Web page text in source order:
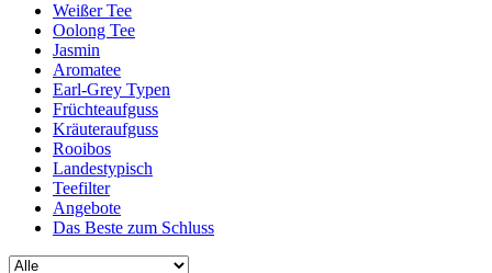
Weißer Tee
Oolong Tee
Jasmin
Aromatee
Earl-Grey Typen
Früchteaufguss
Kräuteraufguss
Rooibos
Landestypisch
Teefilter
Angebote
Das Beste zum Schluss